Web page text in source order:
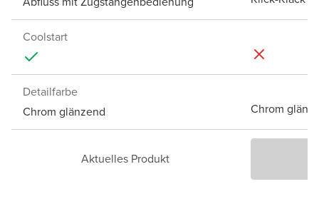
Coolstart
Detailfarbe
Chrom glänzend
Chrom
Aktuelles Produkt